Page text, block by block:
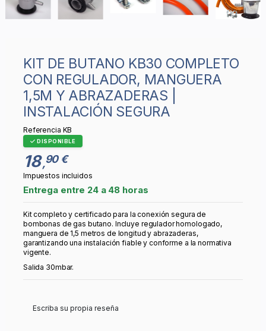
KIT DE BUTANO KB30 COMPLETO
CON REGULADOR, MANGUERA
1,5M Y ABRAZADERAS |
INSTALACIÓN SEGURA
Referencia KB
DISPONIBLE
18 ,90 €
Impuestos incluidos
Entrega entre 24 a 48 horas
Kit completo y certificado para la conexión segura de
bombonas de gas butano. Incluye regulador homologado,
manguera de 1,5 metros de longitud y abrazaderas,
garantizando una instalación fiable y conforme a la normativa
vigente.
Salida 30mbar.
Escriba su propia reseña